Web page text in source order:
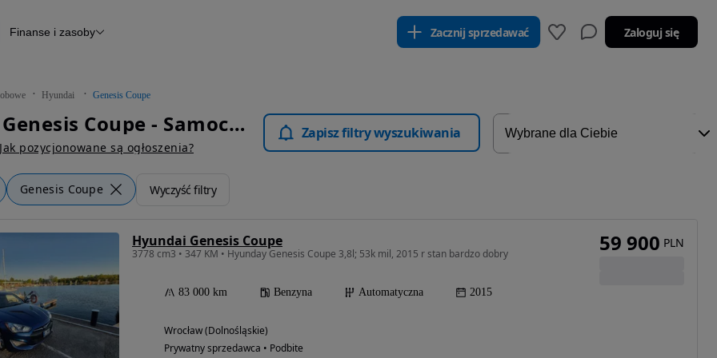
Raport z inspekcji
Otomoto News
Finanse i zasoby Zacznij sprzedawać Zaloguj się
Hyundai Genesis Coupe
Hyundai Genesis Coupe - Samochody Osobowe
Jak pozycjonowane są ogłoszenia?
Zapisz filtry wyszukiwania
Genesis Coupe Wyczyść filtry
Hyundai Genesis Coupe
3778 cm3 • 347 KM • Hyunday Genesis Coupe 3,8l; 53k mil, 2015 r stan bardzo dobry
83 000 km Benzyna Automatyczna 2015
Wrocław (Dolnośląskie)
Prywatny sprzedawca • Podbite
59 900 PLN